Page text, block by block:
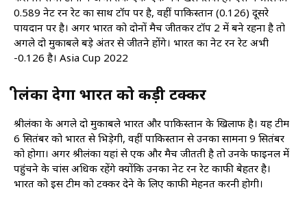
0.589 नेट रन रेट का साथ टॉप पर है, वहीं पाकिस्तान (0.126) दूसरे
पायदान पर है। अगर भारत को दोनों मैच जीतकर टॉप 2 में बने रहना है तो
अगले दो मुकाबले बड़े अंतर से जीतने होंगे। भारत का नेट रन रेट अभी
-0.126 है। Asia Cup 2022
श्रीलंका देगा भारत को कड़ी टक्कर
श्रीलंका के अगले दो मुकाबले भारत और पाकिस्तान के खिलाफ है। यह टीम
6 सितंबर को भारत से भिड़ेगी, वहीं पाकिस्तान से उनका सामना 9 सितंबर
को होगा। अगर श्रीलंका यहां से एक और मैच जीतती है तो उनके फाइनल में
पहुंचने के चांस अधिक रहेंगे क्योंकि उनका नेट रन रेट काफी बेहतर है।
भारत को इस टीम को टक्कर देने के लिए काफी मेहनत करनी होगी।